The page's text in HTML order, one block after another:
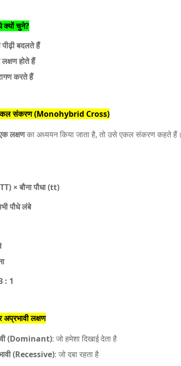
क्यों चुने?
पीढ़ी बदलते हैं
लक्षण होते हैं
करते हैं
संकरण (Monohybrid Cross)
लक्षणका अध्ययन किया जाता है, तो उसे एकल संकरण कहते हैं।
× बौना पौधा (tt)
पौधे लंबे
: 1
अप्रभावी लक्षण
(Dominant): जो हमेशा दिखाई देता है
(Recessive): जो दबा रहता है